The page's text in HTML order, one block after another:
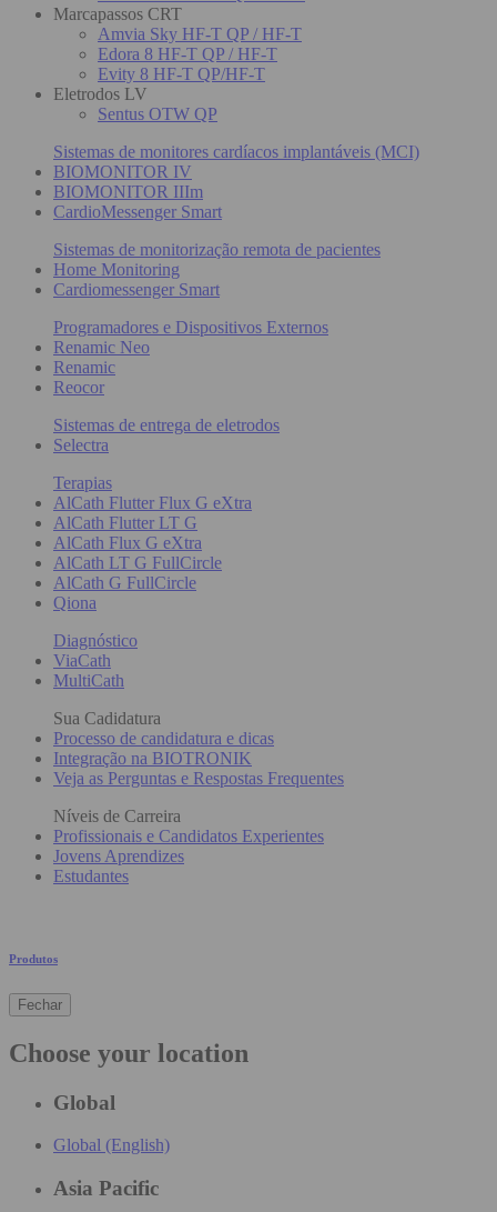
Marcapassos CRT
Amvia Sky HF-T QP / HF-T
Edora 8 HF-T QP / HF-T
Evity 8 HF-T QP/HF-T
Eletrodos LV
Sentus OTW QP
Sistemas de monitores cardíacos implantáveis (MCI)
BIOMONITOR IV
BIOMONITOR IIIm
CardioMessenger Smart
Sistemas de monitorização remota de pacientes
Home Monitoring
Cardiomessenger Smart
Programadores e Dispositivos Externos
Renamic Neo
Renamic
Reocor
Sistemas de entrega de eletrodos
Selectra
Terapias
AlCath Flutter Flux G eXtra
AlCath Flutter LT G
AlCath Flux G eXtra
AlCath LT G FullCircle
AlCath G FullCircle
Qiona
Diagnóstico
ViaCath
MultiCath
Sua Cadidatura
Processo de candidatura e dicas
Integração na BIOTRONIK
Veja as Perguntas e Respostas Frequentes
Níveis de Carreira
Profissionais e Candidatos Experientes
Jovens Aprendizes
Estudantes
Produtos
Fechar
Choose your location
Global
Global (English)
Asia Pacific